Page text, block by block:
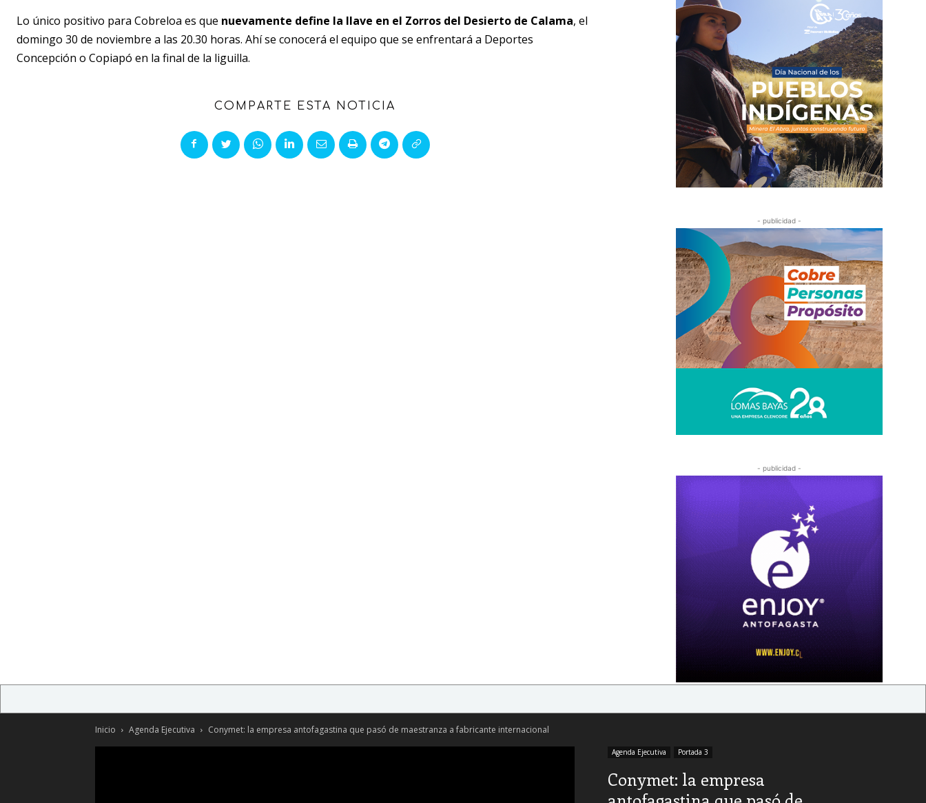
Lo único positivo para Cobreloa es que nuevamente define la llave en el Zorros del Desierto de Calama, el
domingo 30 de noviembre a las 20.30 horas. Ahí se conocerá el equipo que se enfrentará a Deportes
Concepción o Copiapó en la final de la liguilla.
COMPARTE ESTA NOTICIA
- publicidad -
- publicidad -